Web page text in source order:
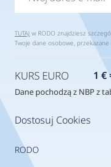
Dostosuj Cookies
RODO
TUTAJ w RODO znajdziesz
Twoje dane osobowe, przekazane
KURS EURO 1 €
Dane pochodzą z NBP z